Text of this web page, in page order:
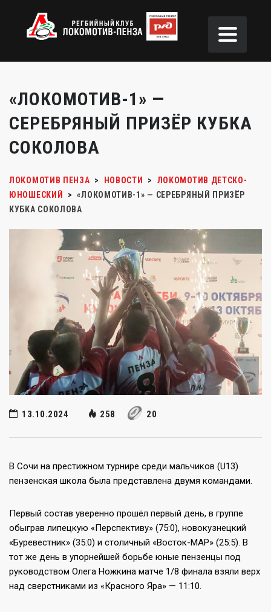
«ЛОКОМОТИВ-1» —
СЕРЕБРЯНЫЙ ПРИЗЁР КУБКА
СОКОЛОВА
ЛОКОМОТИВ ПЕНЗА > НОВОСТИ >
ЛОКОМОТИВ ДЕТСКО-
ЮНОШЕСКИЙ
> «ЛОКОМОТИВ-1» — СЕРЕБРЯНЫЙ ПРИЗЁР
КУБКА СОКОЛОВА
13.10.2024 258 20
В Сочи на престижном турнире среди мальчиков (U13)
пензенская школа была представлена двумя командами.
Первый состав уверенно прошёл первый день, в группе
обыграв липецкую «Перспективу» (75:0), новокузнецкий
«Буревестник» (35:0) и столичный «Восток-МАР» (25:5). В
тот же день в упорнейшей борьбе юные пензенцы под
руководством Олега Ножкина матче 1/8 финала взяли верх
над сверстниками из «Красного Яра» — 11:10.